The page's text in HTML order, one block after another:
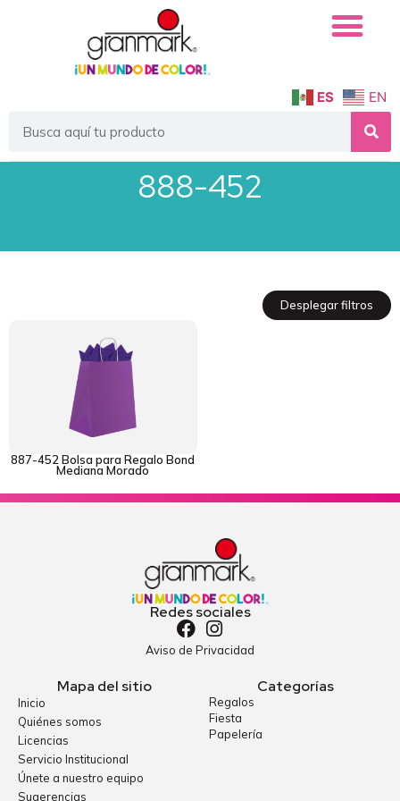
ES EN
888-452
Desplegar filtros
887-452 Bolsa para Regalo Bond
Mediana Morado
Redes sociales
Aviso de Privacidad
Mapa del sitio
Inicio
Quiénes somos
Licencias
Servicio Institucional
Únete a nuestro equipo
Sugerencias
Categorías
Regalos
Fiesta
Papelería